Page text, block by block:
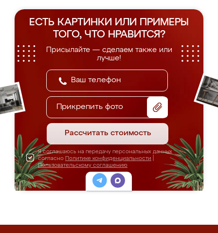
ЕСТЬ КАРТИНКИ ИЛИ ПРИМЕРЫ
ТОГО, ЧТО НРАВИТСЯ?
Присылайте — сделаем также или
лучше!
Прикрепить фото
Рассчитать стоимость
Я соглашаюсь на передачу персональных данных
согласно Политике конфиденциальности
Пользовательскому соглашению